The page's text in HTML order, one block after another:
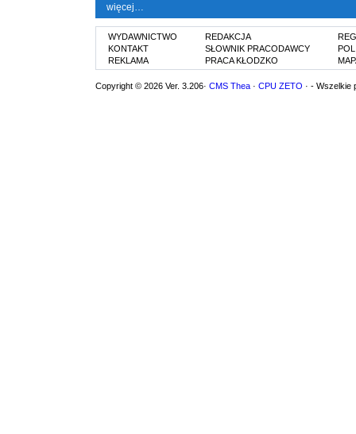
więcej…
WYDAWNICTWO
KONTAKT
REKLAMA
REDAKCJA
SŁOWNIK PRACODAWCY
PRACA KŁODZKO
Copyright © 2026 Ver. 3.206· CMS Thea · CPU ZETO · - Wszelkie